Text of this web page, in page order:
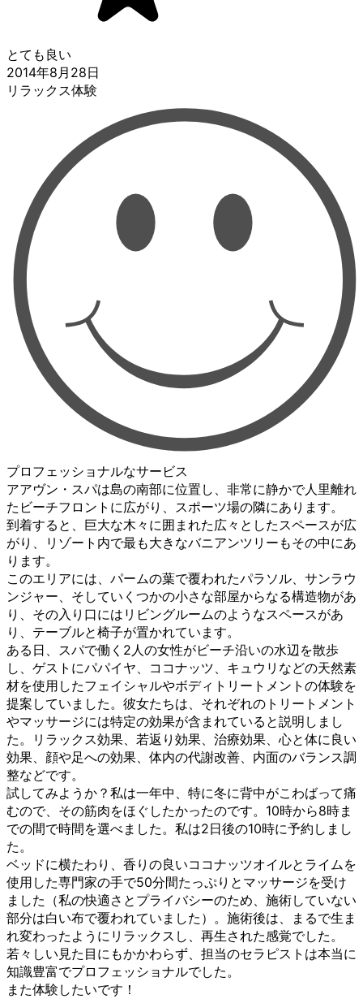
とても良い
2014年8月28日
リラックス体験
プロフェッショナルなサービス
アアヴン・スパは島の南部に位置し、非常に静かで人里離れ
たビーチフロントに広がり、スポーツ場の隣にあります。
到着すると、巨大な木々に囲まれた広々としたスペースが広
がり、リゾート内で最も大きなバニアンツリーもその中にあ
ります。
このエリアには、パームの葉で覆われたパラソル、サンラウ
ンジャー、そしていくつかの小さな部屋からなる構造物があ
り、その入り口にはリビングルームのようなスペースがあ
り、テーブルと椅子が置かれています。
ある日、スパで働く2人の女性がビーチ沿いの水辺を散歩
し、ゲストにパパイヤ、ココナッツ、キュウリなどの天然素
材を使用したフェイシャルやボディトリートメントの体験を
提案していました。彼女たちは、それぞれのトリートメント
やマッサージには特定の効果が含まれていると説明しまし
た。リラックス効果、若返り効果、治療効果、心と体に良い
効果、顔や足への効果、体内の代謝改善、内面のバランス調
整などです。
試してみようか？私は一年中、特に冬に背中がこわばって痛
むので、その筋肉をほぐしたかったのです。10時から8時ま
での間で時間を選べました。私は2日後の10時に予約しまし
た。
ベッドに横たわり、香りの良いココナッツオイルとライムを
使用した専門家の手で50分間たっぷりとマッサージを受け
ました（私の快適さとプライバシーのため、施術していない
部分は白い布で覆われていました）。施術後は、まるで生ま
れ変わったようにリラックスし、再生された感覚でした。
若々しい見た目にもかかわらず、担当のセラピストは本当に
知識豊富でプロフェッショナルでした。
また体験したいです！